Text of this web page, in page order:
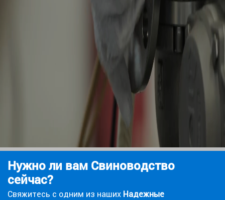
Нужно ли вам Свиноводство
сейчас?
Свяжитесь с одним из наших Надежные